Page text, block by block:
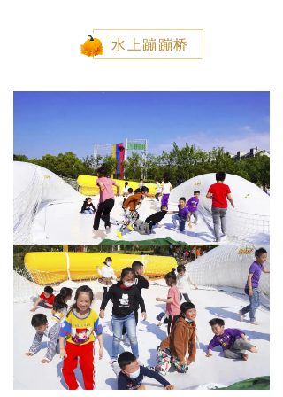
水上蹦蹦桥